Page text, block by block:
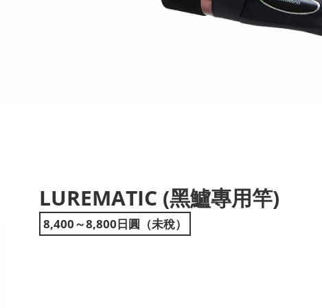
LUREMATIC (黑鱸專用竿)
8,400～8,800日圓（未稅）